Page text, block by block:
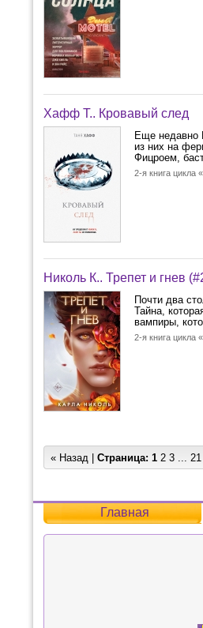
Хафф Т.. Кровавый след
Еще недавно
из них на
Фицроем,
2-я книга цикла
Николь К.. Трепет и гнев
Почти два
Тайна,
вампиры,
2-я книга цикла
« Назад | Страница: 1 2 3 ... 21
Главная